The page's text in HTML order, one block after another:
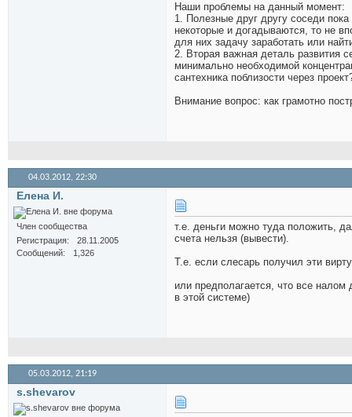
Наши проблемы на данный момент:
1. Полезные друг другу соседи
некоторые и догадываются, то не
для них задачу заработать или
2. Вторая важная деталь развития
минимально необходимой
сантехника поблизости через
Внимание вопрос: как грамотно
04.03.2012, 22:30
Елена И.
Член сообщества
Регистрация
28.11.2005
Сообщений
1,326
т.е. деньги можно туда положить,
счета нельзя (вывести).
Т.е. если слесарь получил эти
или предполагается, что все налом
в этой системе)
05.03.2012, 21:19
s.shevarov